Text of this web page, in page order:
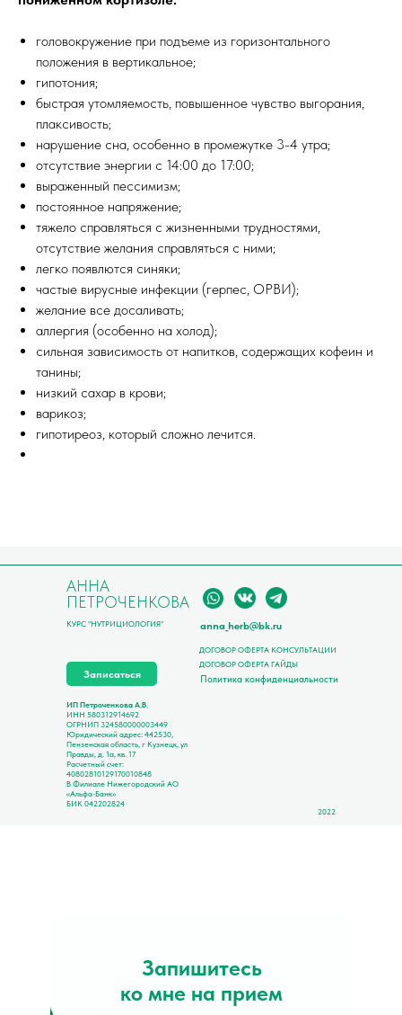
головокружение при подъеме из горизонтального
положения в вертикальное;
️гипотония;
быстрая утомляемость, повышенное чувство выгорания,
плаксивость;
нарушение сна, особенно в промежутке 3-4 утра;
отсутствие энергии с 14:00 до 17:00;
выраженный пессимизм;
постоянное напряжение;
тяжело справляться с жизненными трудностями,
отсутствие желания справляться с ними;
легко появлются синяки;
частые вирусные инфекции (герпес, ОРВИ);
желание все досаливать;
аллергия (особенно на холод);
сильная зависимость от напитков, содержащих кофеин и
танины;
низкий сахар в крови;
варикоз;
гипотиреоз, который сложно лечится.
АННА
ПЕТРОЧЕНКОВА
КУРС "НУТРИЦИОЛОГИЯ"
2022
Политика конфиденциальности
Записаться
ИП Петроченкова А.В
ИНН 580312914692
ОГРНИП 324580000003449
Юридический адрес: 442530,
Пензенская область, г Кузнецк, ул
Правды, д. 1а, кв. 17
Расчетный счет:
40802810129170010848
В Филиале Нижегородский АО
«Альфа-Банк»
БИК 042202824
anna_herb@bk.ru
ДОГОВОР ОФЕРТА КОНСУЛЬТАЦИИ
ДОГОВОР ОФЕРТА ГАЙДЫ
Запишитесь
ко мне на прием